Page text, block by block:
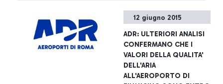
12 giugno 2015
ADR: ULTERIORI ANALISI
CONFERMANO CHE I
VALORI DELLA QUALITA'
DELL'ARIA
ALL'AEROPORTO DI